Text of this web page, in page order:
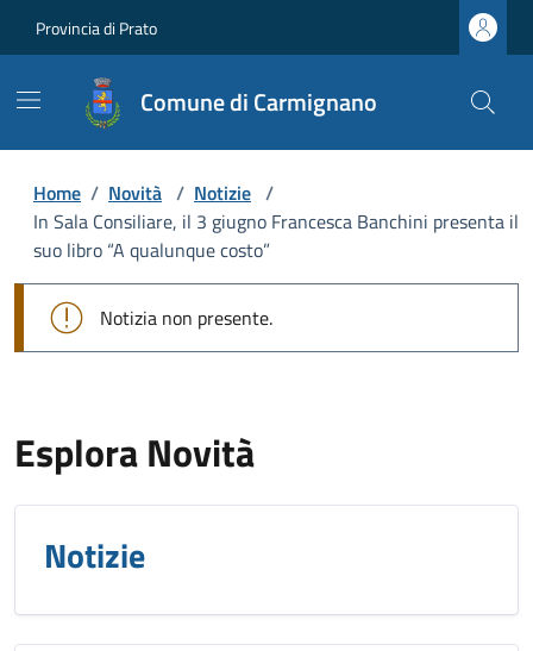
Provincia di Prato
Comune di Carmignano
Home / Novità / Notizie /
In Sala Consiliare, il 3 giugno Francesca Banchini presenta il
suo libro “A qualunque costo”
Notizia non presente.
Esplora Novità
Notizie